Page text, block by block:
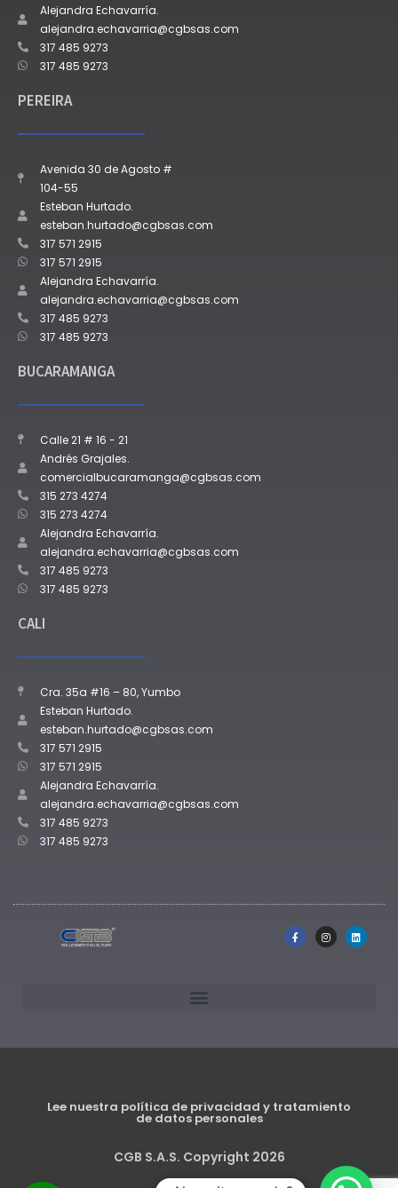
Alejandra Echavarría.
alejandra.echavarria@cgbsas.com
317 485 9273
317 485 9273
PEREIRA
Avenida 30 de Agosto #
104-55
Esteban Hurtado.
esteban.hurtado@cgbsas.com
317 571 2915
317 571 2915
Alejandra Echavarría.
alejandra.echavarria@cgbsas.com
317 485 9273
317 485 9273
BUCARAMANGA
Calle 21 # 16 - 21
Andrés Grajales.
comercialbucaramanga@cgbsas.com
315 273 4274
315 273 4274
Alejandra Echavarría.
alejandra.echavarria@cgbsas.com
317 485 9273
317 485 9273
CALI
Cra. 35a #16 – 80, Yumbo
Esteban Hurtado.
esteban.hurtado@cgbsas.com
317 571 2915
317 571 2915
Alejandra Echavarría.
alejandra.echavarria@cgbsas.com
317 485 9273
317 485 9273
Lee nuestra política de privacidad y tratamiento
de datos personales
CGB S.A.S. Copyright 2026